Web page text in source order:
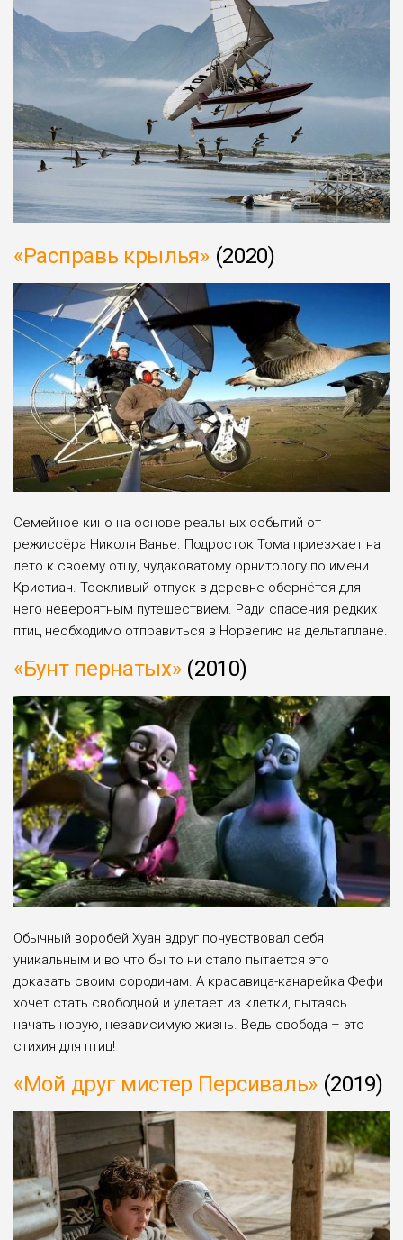
«Расправь крылья»(2020)
Семейное кино на основе реальных событий от
режиссёра Николя Ванье. Подросток Тома приезжает на
лето к своему отцу, чудаковатому орнитологу по имени
Кристиан. Тоскливый отпуск в деревне обернётся для
него невероятным путешествием. Ради спасения редких
птиц необходимо отправиться в Норвегию на дельтаплане.
«Бунт пернатых»(2010)
Обычный воробей Хуан вдруг почувствовал себя
уникальным и во что бы то ни стало пытается это
доказать своим сородичам. А красавица-канарейка Фефи
хочет стать свободной и улетает из клетки, пытаясь
начать новую, независимую жизнь. Ведь свобода – это
стихия для птиц!
«Мой друг мистер Персиваль»(2019)